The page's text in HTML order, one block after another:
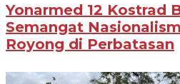
Yonarmed 12 Kostrad
Semangat
Royong di Perbatasan